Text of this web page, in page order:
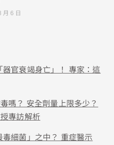
月 6 日
官衰竭身亡」！ 專家：這
嗎？ 安全劑量上限多少？
專訪解析
細菌」之中？ 重症醫示